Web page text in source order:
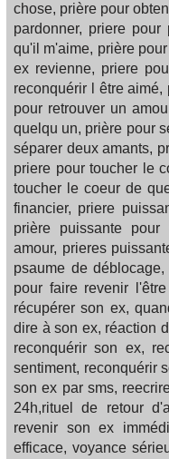
chose, prière pour
pardonner, priere
qu'il m'aime, prière
ex revienne, priere
reconquérir l être aimé,
pour retrouver un
quelqu un, prière pour
séparer deux amants,
priere pour toucher le
toucher le coeur de
financier, priere
prière puissante
amour, prieres
psaume de
pour faire revenir
récupérer son ex,
dire à son ex, réaction
reconquérir son ex,
sentiment, reconquérir
son ex par sms,
24h,rituel de retour
revenir son ex
efficace, voyance